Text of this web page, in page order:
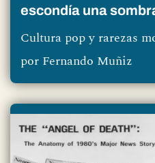
escondía una
Cultura pop y rarezas
por Fernando Muñiz